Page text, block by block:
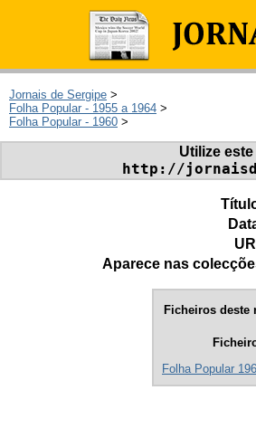
Jornais de Sergipe >
Folha Popular - 1955 a 1964 >
Folha Popular - 1960 >
Utilize
http://
Aparece nas
Ficheiros deste
Folha Popular